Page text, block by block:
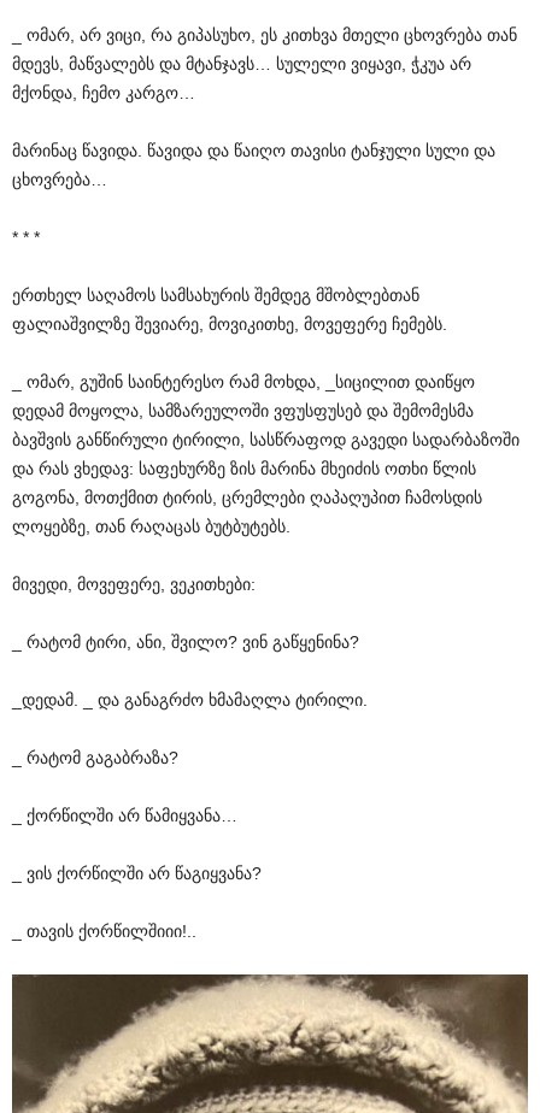
_ ომარ, არ ვიცი, რა გიპასუხო, ეს კითხვა მთელი ცხოვრება თან
მდევს, მაწვალებს და მტანჯავს… სულელი ვიყავი, ჭკუა არ
მქონდა, ჩემო კარგო…
მარინაც წავიდა. წავიდა და წაიღო თავისი ტანჯული სული და
ცხოვრება…
* * *
ერთხელ საღამოს სამსახურის შემდეგ მშობლებთან
ფალიაშვილზე შევიარე, მოვიკითხე, მოვეფერე ჩემებს.
_ ომარ, გუშინ საინტერესო რამ მოხდა, _სიცილით დაიწყო
დედამ მოყოლა, სამზარეულოში ვფუსფუსებ და შემომესმა
ბავშვის განწირული ტირილი, სასწრაფოდ გავედი სადარბაზოში
და რას ვხედავ: საფეხურზე ზის მარინა მხეიძის ოთხი წლის
გოგონა, მოთქმით ტირის, ცრემლები ღაპაღუპით ჩამოსდის
ლოყებზე, თან რაღაცას ბუტბუტებს.
მივედი, მოვეფერე, ვეკითხები:
_ რატომ ტირი, ანი, შვილო? ვინ გაწყენინა?
_დედამ. _ და განაგრძო ხმამაღლა ტირილი.
_ რატომ გაგაბრაზა?
_ ქორწილში არ წამიყვანა…
_ ვის ქორწილში არ წაგიყვანა?
_ თავის ქორწილშიიი!..